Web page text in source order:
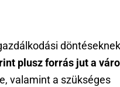
döntéseknek
plusz forrás jut a
valamint a szükséges